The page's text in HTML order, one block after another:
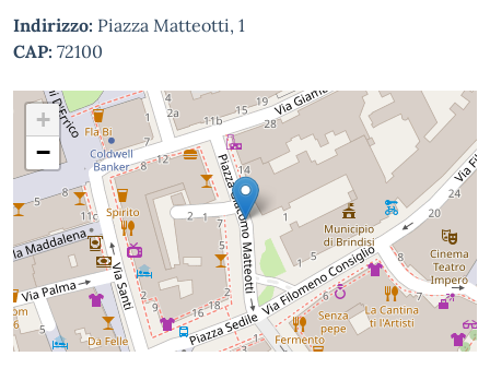
Indirizzo: Piazza Matteotti, 1
CAP: 72100
+
−